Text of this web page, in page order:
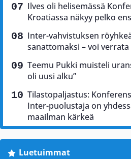
Ilves oli helisemässä
Kroatiassa näkyy pelko
Inter-vahvistuksen
sanattomaksi – voi
Teemu Pukki muisteli
oli uusi alku”
Tilastopaljastus:
Inter-puolustaja on
maailman kärkeä
Luetuimmat